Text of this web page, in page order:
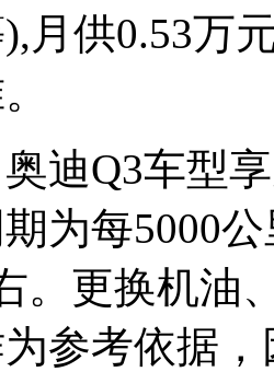
月供0.53万
奥迪Q3车型
为每5000
。更换机油
参考依据